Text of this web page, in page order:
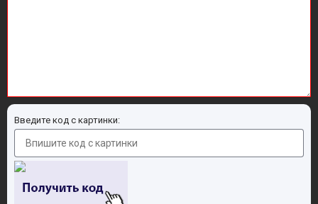
Введите код с картинки: